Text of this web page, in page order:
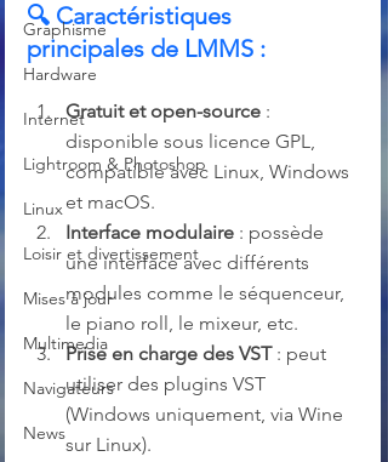
Graphisme
Hardware
Internet
Lightroom & Photoshop
Linux
Loisir et divertissement
Mises à jour
Multimedia
Navigateurs
News
🔍 Caractéristiques
principales de LMMS :
Gratuit et open-source :
disponible sous licence GPL,
compatible avec Linux, Windows
et macOS.
Interface modulaire : possède
une interface avec différents
modules comme le séquenceur,
le piano roll, le mixeur, etc.
Prise en charge des VST : peut
utiliser des plugins VST
(Windows uniquement, via Wine
sur Linux).